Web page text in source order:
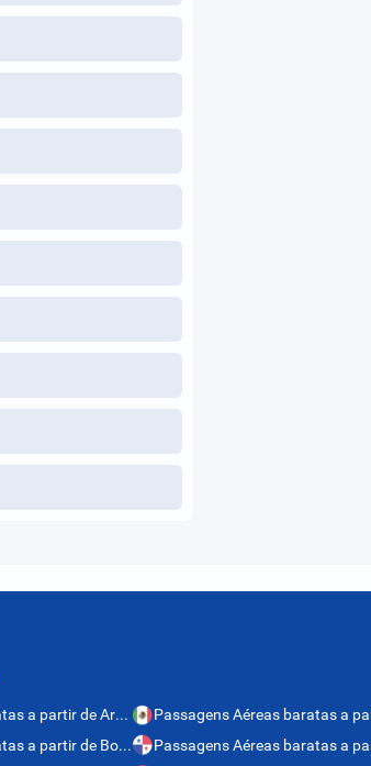
Passagens Aéreas baratas a partir de Argentina
Passagens Aéreas baratas a partir de Bolívia